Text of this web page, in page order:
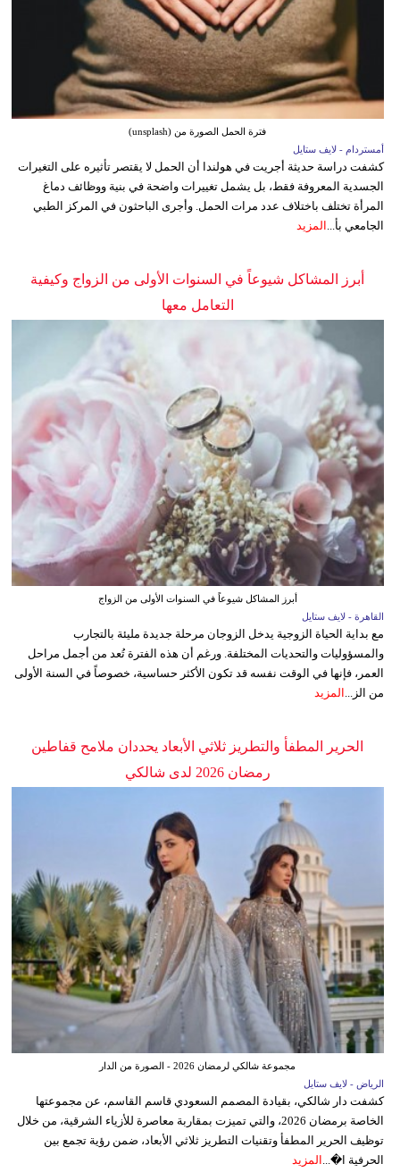
فترة الحمل الصورة من (unsplash)
أمستردام - لايف ستايل
كشفت دراسة حديثة أجريت في هولندا أن الحمل لا يقتصر تأثيره على التغيرات
الجسدية المعروفة فقط، بل يشمل تغييرات واضحة في بنية ووظائف دماغ
المرأة تختلف باختلاف عدد مرات الحمل. وأجرى الباحثون في المركز الطبي
الجامعي بأ... المزيد
أبرز المشاكل شيوعاً في السنوات الأولى من الزواج وكيفية
التعامل معها
أبرز المشاكل شيوعاً في السنوات الأولى من الزواج
القاهرة - لايف ستايل
مع بداية الحياة الزوجية يدخل الزوجان مرحلة جديدة مليئة بالتجارب
والمسؤوليات والتحديات المختلفة. ورغم أن هذه الفترة تُعد من أجمل مراحل
العمر، فإنها في الوقت نفسه قد تكون الأكثر حساسية، خصوصاً في السنة الأولى
من الز...
المزيد
الحرير المطفأ والتطريز ثلاثي الأبعاد يحددان ملامح قفاطين
رمضان 2026 لدى شالكي
مجموعة شالكي لرمضان 2026 - الصورة من الدار
الرياض - لايف ستايل
كشفت دار شالكي، بقيادة المصمم السعودي قاسم القاسم، عن مجموعتها
الخاصة برمضان 2026، والتي تميزت بمقاربة معاصرة للأزياء الشرقية، من خلال
توظيف الحرير المطفأ وتقنيات التطريز ثلاثي الأبعاد، ضمن رؤية تجمع بين
الحرفية ا�... المزيد